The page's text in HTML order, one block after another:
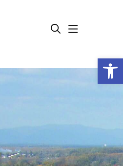
Werkzeugleiste öffnen